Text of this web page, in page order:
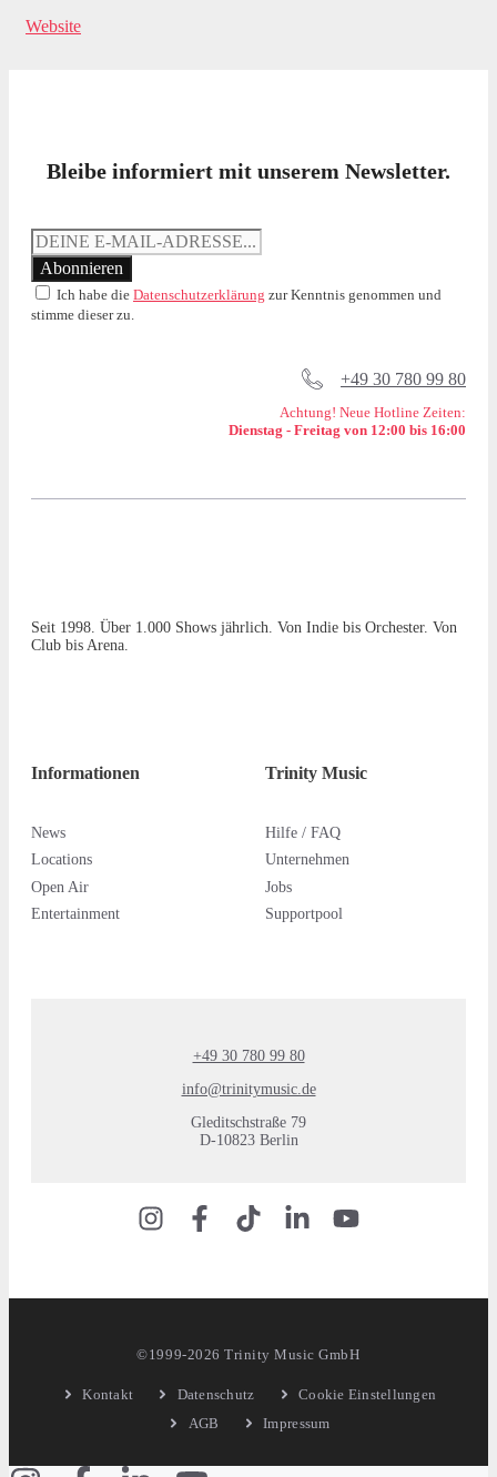
Website
Bleibe informiert mit unserem Newsletter.
Ich habe die Datenschutzerklärung zur Kenntnis genommen und
stimme dieser zu.
+49 30 780 99 80
Achtung! Neue Hotline Zeiten:
Dienstag - Freitag von 12:00 bis 16:00
Seit 1998. Über 1.000 Shows jährlich. Von Indie bis Orchester. Von
Club bis Arena.
Informationen
News
Locations
Open Air
Entertainment
Trinity Music
Hilfe / FAQ
Unternehmen
Jobs
Supportpool
+49 30 780 99 80
info@trinitymusic.de
Gleditschstraße 79
D-10823 Berlin
©1999-2026 Trinity Music GmbH
Kontakt Datenschutz
Cookie Einstellungen
AGB
Impressum